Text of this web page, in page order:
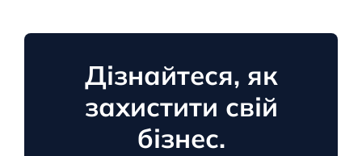
Дізнайтеся, як
захистити свій
бізнес.